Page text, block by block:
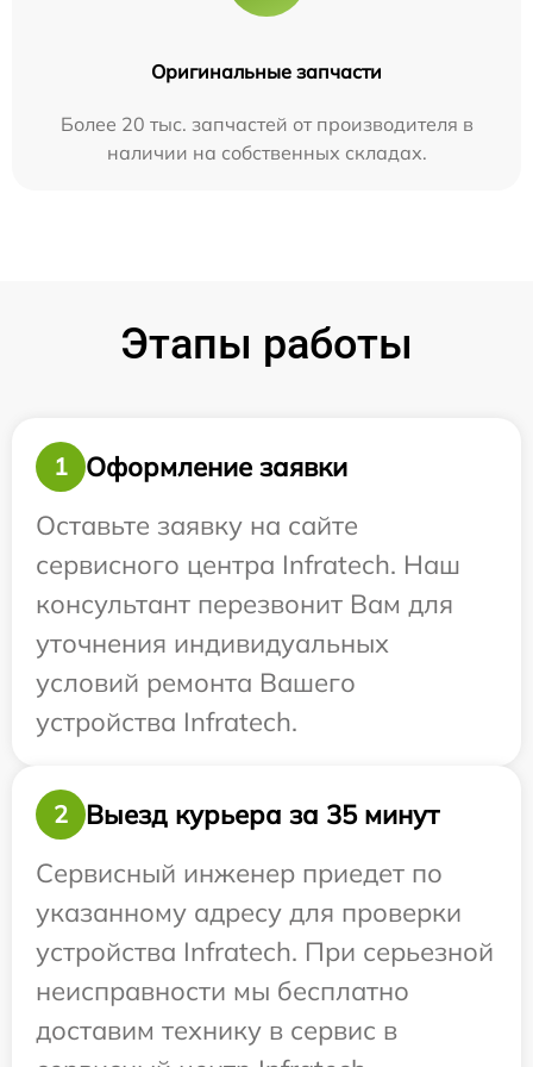
Оригинальные запчасти
Более 20 тыс. запчастей от производителя в
наличии на собственных складах.
Этапы работы
1
Оформление заявки
Оставьте заявку на сайте
сервисного центра Infratech. Наш
консультант перезвонит Вам для
уточнения индивидуальных
условий ремонта Вашего
устройства Infratech.
2
Выезд курьера за 35 минут
Сервисный инженер приедет по
указанному адресу для проверки
устройства Infratech. При серьезной
неисправности мы бесплатно
доставим технику в сервис в